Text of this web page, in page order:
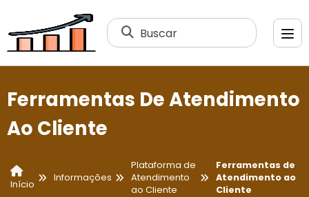
Buscar
Ferramentas De Atendimento
Ao Cliente
Início
Informações
Plataforma de
Atendimento
ao Cliente
Ferramentas de
Atendimento ao
Cliente